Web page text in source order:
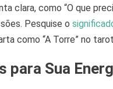
clara, como “O que
Pesquise o
como “A Torre” no
para Sua